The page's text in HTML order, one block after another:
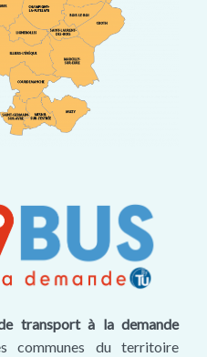
transport à la demande
communes du territoire